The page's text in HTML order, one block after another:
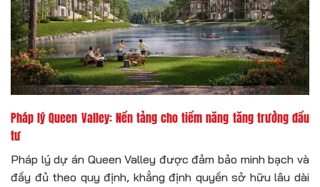
Pháp lý Queen Valley: Nền tảng cho tiềm năng tăng trưởng đầu
tư
Pháp lý dự án Queen Valley được đảm bảo minh bạch và
đầy đủ theo quy định, khẳng định quyền sở hữu lâu dài